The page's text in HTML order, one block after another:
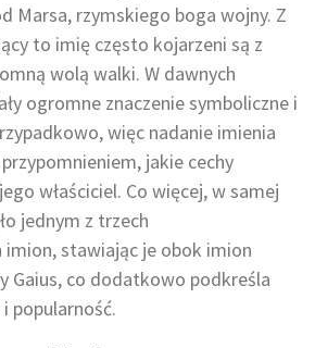
Marsa, rzymskiego boga wojny. Z
to imię często kojarzeni są z
wolą walki. W dawnych
ogromne znaczenie symboliczne i
więc nadanie imienia
jakie cechy
właściciel. Co więcej, w samej
jednym z trzech
imion, stawiając je obok imion
Gaius, co dodatkowo podkreśla
popularność.